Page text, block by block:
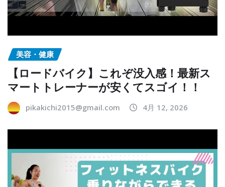
美容・健康
【ロードバイク】これぞ没入感！最新ス
マートトレーナーが安くてスゴイ！！
pikakichi2015@gmail.com 4月 12, 2026